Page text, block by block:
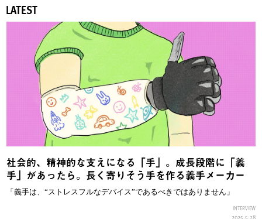
LATEST
社会的、精神的な支えになる「手」。成長段階に「義
手」があったら。長く寄りそう手を作る義手メーカー
「義手は、“ストレスフルなデバイス”であるべきではありません」
INTERVIEW
2025.5.28